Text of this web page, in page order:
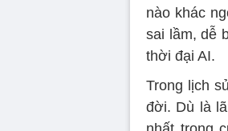
nào khác
sai lầm, dễ
thời đại AI.
Trong lịch
đời. Dù là